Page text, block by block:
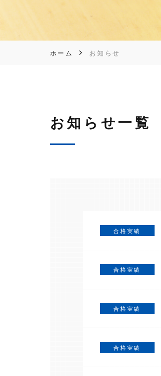
ホーム お知らせ
お知らせ一覧
合格実績
合格実績
合格実績
合格実績